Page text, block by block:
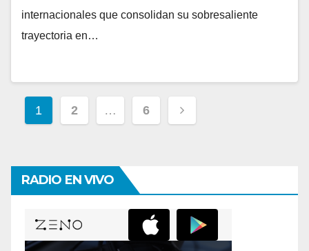
internacionales que consolidan su sobresaliente
trayectoria en…
Paginación
entradas
1 2 … 6
RADIO EN VIVO